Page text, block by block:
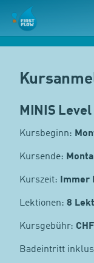
MINIS Level
Kursbeginn:
Kursende:
Kurszeit: Immer
Lektionen: 8
Kursgebühr: CHF
Badeintritt